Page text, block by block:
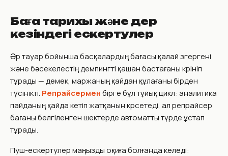
Баға тарихы және дер
кезіндегі ескертулер
Әр тауар бойынша басқалардың бағасы қалай өзгергені
және бәсекелестің демпингті қашан бастағаны көрініп
тұрады — демек, маржаның қайдан құлағаны бірден
түсінікті. Репрайсерменбірге бұл тұйық цикл: аналитика
пайданың қайда кетіп жатқанын көрсетеді, ал репрайсер
бағаны белгіленген шектерде автоматты түрде ұстап
тұрады.
Пуш-ескертулер маңызды оқиға болғанда келеді: